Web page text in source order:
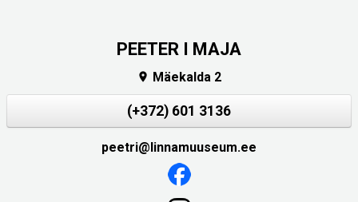
PEETER I MAJA
 Mäekalda 2
(+372) 601 3136
peetri@linnamuuseum.ee